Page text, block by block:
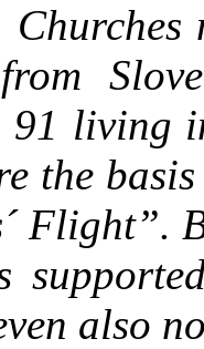
living
the
Flight”.
also